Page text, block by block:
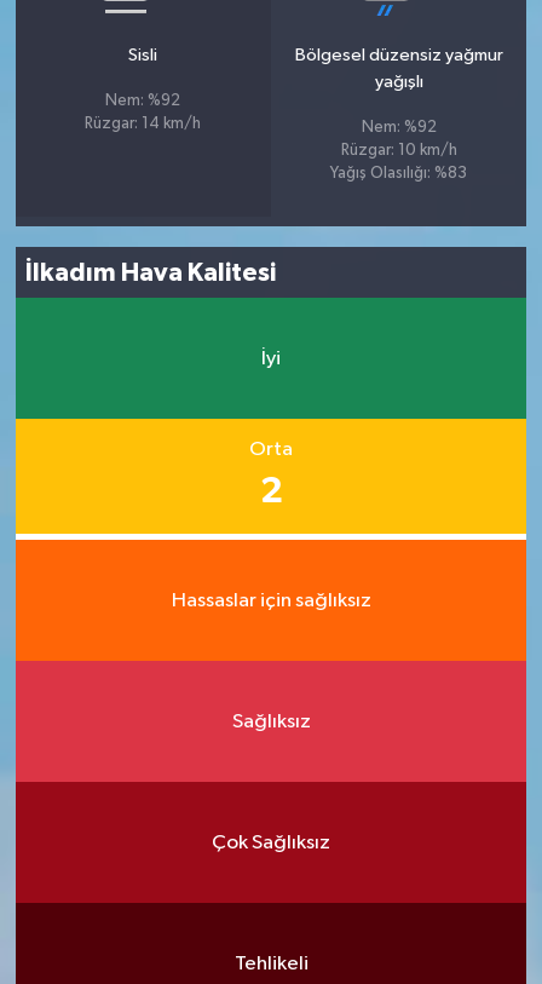
Sisli
Nem: %92
Rüzgar: 14 km/h
Bölgesel düzensiz yağmur
yağışlı
Nem: %92
Rüzgar: 10 km/h
Yağış Olasılığı: %83
İlkadım Hava Kalitesi
İyi
Orta
2
Hassaslar için sağlıksız
Sağlıksız
Çok Sağlıksız
Tehlikeli